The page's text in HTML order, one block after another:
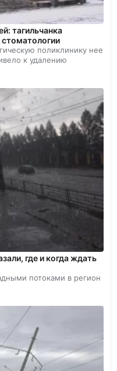
тагильчанка
стоматологии
поликлинику нее
к удалению
где и когда ждать
потоками в регион